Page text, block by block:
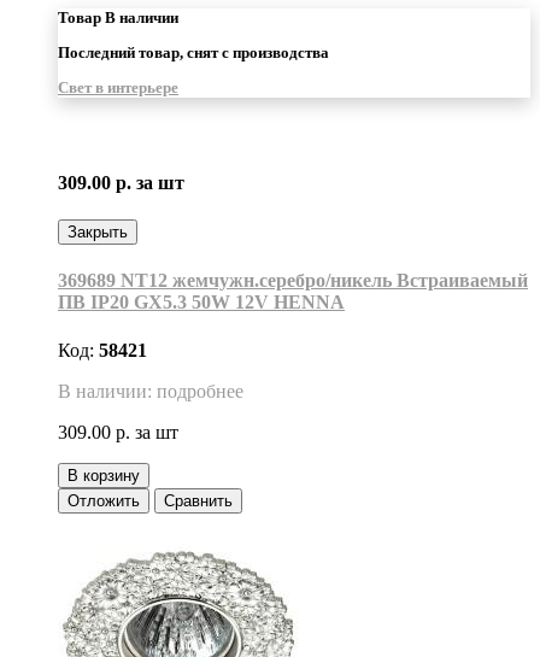
Товар В наличии
Последний товар, снят с производства
Свет в интерьере
309.00 р. за шт
Закрыть
369689 NT12 жемчужн.серебро/никель Встраиваемый
ПВ IP20 GX5.3 50W 12V HENNA
Код: 58421
В наличии: подробнее
309.00 р. за шт
В корзину
Отложить
Сравнить